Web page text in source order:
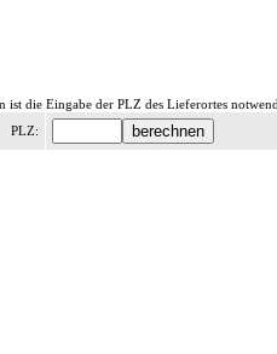
ist die Eingabe der PLZ des Lieferortes
PLZ: